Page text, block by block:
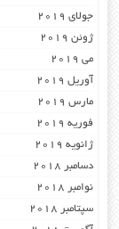
جولای 2019
ژوئن 2019
می 2019
آوریل 2019
مارس 2019
فوریه 2019
ژانویه 2019
دسامبر 2018
نوامبر 2018
سپتامبر 2018